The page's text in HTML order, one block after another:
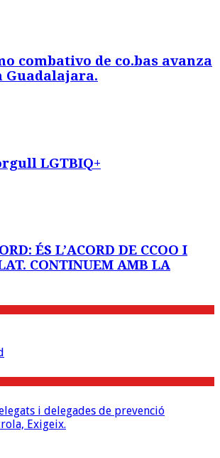
combativo de co.bas avanza
Guadalajara.
LGTBIQ+
ÉS L’ACORD DE CCOO I
CONTINUEM AMB LA
i delegades de prevenció
Exigeix.